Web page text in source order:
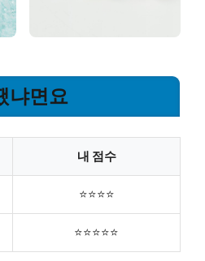
냐면요
내 점수
⭐⭐⭐⭐
⭐⭐⭐⭐⭐